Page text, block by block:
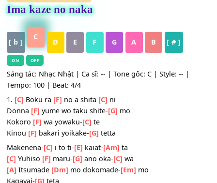
HỢP ÂM,Nhạc Quốc Tế
Ima kaze no naka
[ b ]
C
D E G A B [ # ]
ON
Sáng tác: Nhạc Nhật | Ca sĩ: -- | Tone gốc: C | Style: -- |
Tempo: 100 | Beat: 4/4
1.[C] Boku ra[F]no a shita[C]
Donna[F]yume wo taku shite- [G]
Kokoro[F]wa yowaku-[C]te
Kinou[F]bakari yoikake-[G]tetta